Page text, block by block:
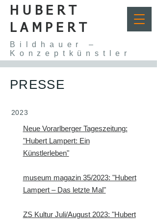
HUBERT
LAMPERT
Bildhauer –
Konzeptkünstler
PRESSE
2023
Neue Vorarlberger Tageszeitung:
"Hubert Lampert: Ein
Künstlerleben"
museum magazin 35/2023: "Hubert
Lampert – Das letzte Mal"
ZS Kultur Juli/August 2023: "Hubert